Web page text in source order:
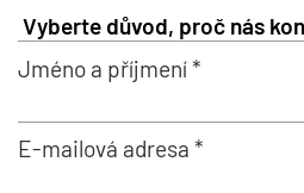
Jméno a příjmení *
E-mailová adresa *